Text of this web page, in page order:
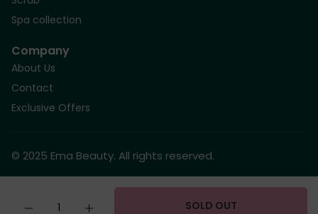
Quantity SOLD OUT
Spa collection
Company
About Us
Contact
Exclusive Offers
© 2025 Ema Beauty. All rights reserved.